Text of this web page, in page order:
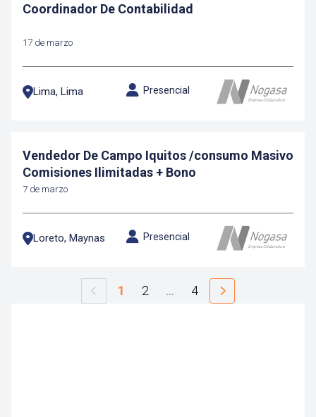
Coordinador De Contabilidad
17 de marzo
Lima, Lima Presencial
Vendedor De Campo Iquitos /consumo Masivo
Comisiones Ilimitadas + Bono
7 de marzo
Loreto, Maynas Presencial
1 2 … 4